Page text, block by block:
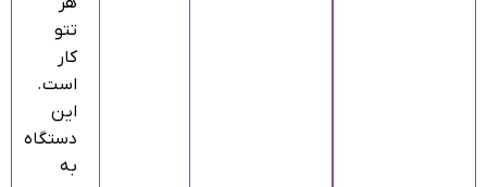
تتو
کار
است.
این
دستگاه
به